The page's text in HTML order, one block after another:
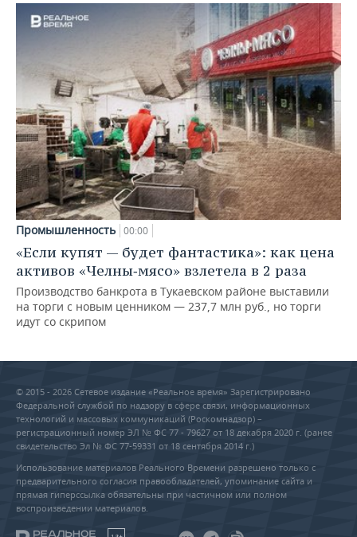
Промышленность 00:00
«Если купят — будет фантастика»: как цена
активов «Челны‑мясо» взлетела в 2 раза
Производство банкрота в Тукаевском районе выставили
на торги с новым ценником — 237,7 млн руб., но торги
идут со скрипом
© 2015 - 2026 Сетевое издание «Реальное время» Зарегистрировано
Федеральной службой по надзору в сфере связи, информационных
технологий и массовых коммуникаций (Роскомнадзор) –
регистрационный номер ЭЛ № ФС 77 - 79627 от 18 декабря 2020 г. (ранее
свидетельство Эл № ФС 77-59331 от 18 сентября 2014 г.)
Использование материалов Реального Времени разрешено только с
предварительного согласия правообладателей, упоминание сайта и
прямая гиперссылка обязательны при частичном или полном
воспроизведении материалов.